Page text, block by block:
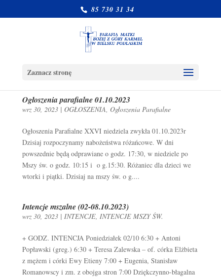
85 730 31 34
Zaznacz stronę
Ogłoszenia parafialne 01.10.2023
wrz 30, 2023| OGŁOSZENIA, Ogłoszenia Parafialne
Ogłoszenia Parafialne XXVI niedziela zwykła 01.10.2023r
Dzisiaj rozpoczynamy nabożeństwa różańcowe. W dni
powszednie będą odprawiane o godz. 17:30, w niedziele po
Mszy św. o godz. 10:15 i o g.15:30. Różaniec dla dzieci we
wtorki i piątki. Dzisiaj na mszy św. o g....
Intencje mszalne (02-08.10.2023)
wrz 30, 2023| INTENCJE, INTENCJE MSZY ŚW.
+ GODZ. INTENCJA Poniedziałek 02/10 6:30 + Antoni
Popławski (greg.) 6:30 + Teresa Zalewska – of. córka Elżbieta
z mężem i córki Ewy Etieny 7:00 + Eugenia, Stanisław
Romanowscy i zm. z obojga stron 7:00 Dziękczynno-błagalna